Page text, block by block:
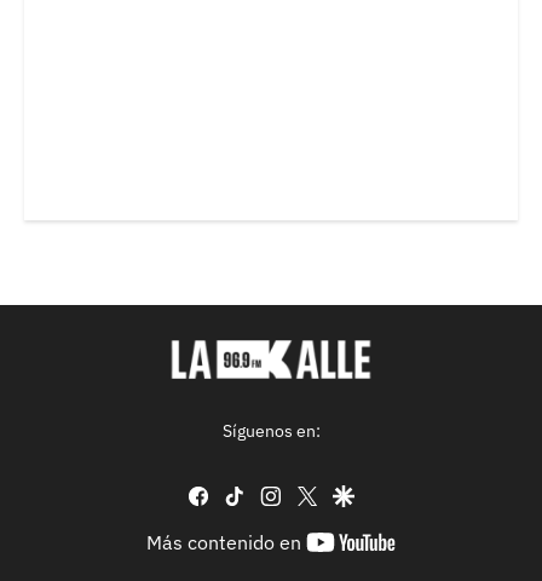
Síguenos en:
facebook
tiktok instagram
twittergoogle
Más contenido en
youtube-